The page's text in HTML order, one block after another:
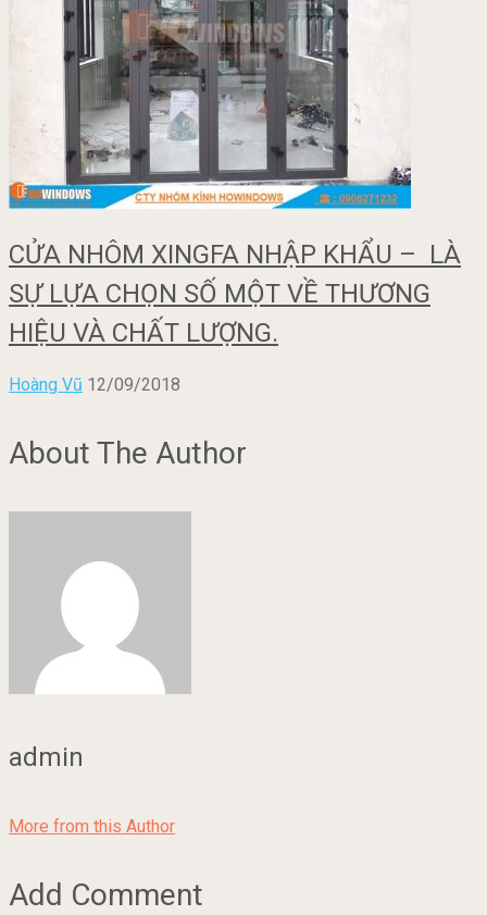
CỬA NHÔM XINGFA NHẬP KHẨU – LÀ
SỰ LỰA CHỌN SỐ MỘT VỀ THƯƠNG
HIỆU VÀ CHẤT LƯỢNG.
Hoàng Vũ 12/09/2018
About The Author
admin
More from this Author
Add Comment